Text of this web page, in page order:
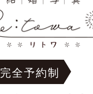
完全予約制